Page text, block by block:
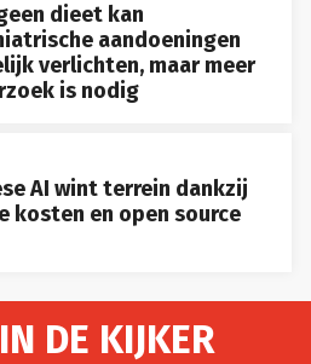
dieet kan
aandoeningen
verlichten, maar meer
is nodig
AI wint terrein dankzij
kosten en open source
DE KIJKER